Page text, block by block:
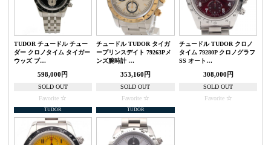
TUDOR チュードル チュー
ダー クロノタイム タイガー
ウッズ ブ…
598,000円
SOLD OUT
Favorite
チュードル TUDOR タイガ
ープリンスデイト 79263Pメ
ンズ腕時計 …
353,160円
SOLD OUT
Favorite
チュードル TUDOR クロノ
タイム 79280P クロノグラフ
SS オート…
308,000円
SOLD OUT
Favorite
TUDOR TUDOR